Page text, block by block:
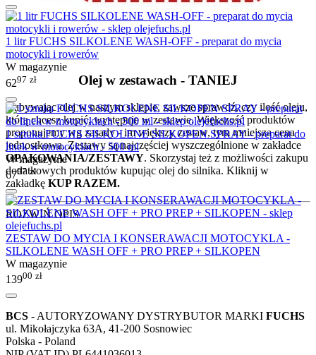
Olej w zestawach - TANIEJ
Nabywając olej w naszym sklepie, zawsze sprawdź, czy ilość oleju,
którą chcesz kupić, występuje w zestawie. Większość produktów
proponujemy wg zasady - im większy zestaw, tym mniejsza cena
jednostkowa. Zestawy są najczęściej wyszczególnione w zakładce
OPAKOWANIA/ZESTAWY. Skorzystaj też z możliwości zakupu
dodatkowych produktów kupując olej do silnika. Kliknij w
zakładkę KUP RAZEM.
ROZWIŃ OPIS
1 litr FUCHS SILKOLENE WASH-OFF - preparat do mycia
motocykli i rowerów
W magazynie
6297 zł
1 sztuka FUCHS SILKOLENE SILKOPEN SPRAY - preparat do
linek w motocyklach - 500 ml
W magazynie
6797 zł
ZESTAW DO MYCIA I KONSERAWACJI MOTOCYKLA -
SILKOLENE WASH OFF + PRO PREP + SILKOPEN
W magazynie
13900 zł
BCS - AUTORYZOWANY DYSTRYBUTOR MARKI FUCHS
ul. Mikołajczyka 63A, 41-200 Sosnowiec
Polska - Poland